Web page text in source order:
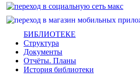
БИБЛИОТЕКЕ
Структура
Документы
Отчёты. Планы
История библиотеки